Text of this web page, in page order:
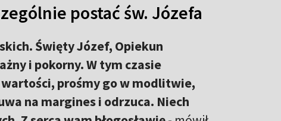
postać św. Józefa
Święty Józef, Opiekun
i pokorny. W tym czasie
prośmy go w modlitwie,
na margines i odrzuca. Niech